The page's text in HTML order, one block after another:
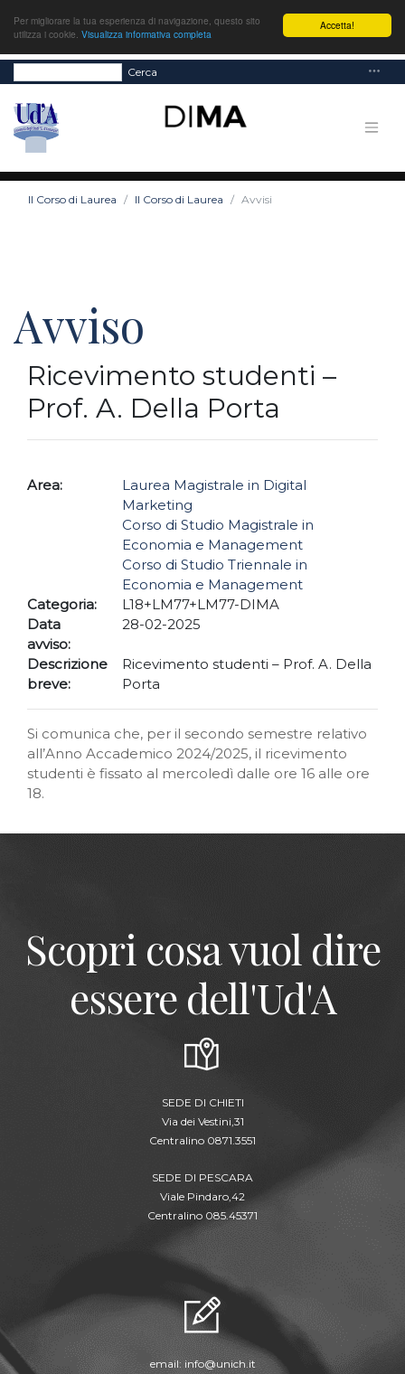
Accetta!
Per migliorare la tua esperienza di navigazione, questo sito
utilizza i cookie. Visualizza informativa completa
Cerca
Il Corso di Laurea Il Corso di Laurea Avvisi
Avviso
Ricevimento studenti –
Prof. A. Della Porta
Area:
Laurea Magistrale in Digital
Marketing
Corso di Studio Magistrale in
Economia e Management
Corso di Studio Triennale in
Economia e Management
Categoria:
L18+LM77+LM77-DIMA
Data
avviso:
28-02-2025
Descrizione
breve:
Ricevimento studenti – Prof. A. Della
Porta
Si comunica che, per il secondo semestre relativo
all’Anno Accademico 2024/2025, il ricevimento
studenti è fissato al mercoledì dalle ore 16 alle ore
18.
Scopri cosa vuol dire
essere dell'Ud'A
SEDE DI CHIETI
Via dei Vestini,31
Centralino 0871.3551
SEDE DI PESCARA
Viale Pindaro,42
Centralino 085.45371
email: info@unich.it